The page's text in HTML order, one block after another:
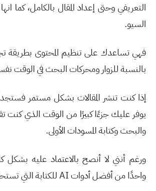
التعريفي وحتى إعداد المقال بالكامل، كما
السيو.
فهي تساعدك على تنظيم المحتوى بطريقة
بالنسبة للزوار ومحركات البحث في الوقت
إذا كنت تنشر المقالات بشكل مستمر
يوفر عليك جزءًا كبيرًا من الوقت الذي كنت
والبحث وكتابة المسودات الأولى.
ورغم أنني لا أنصح بالاعتماد عليه بشكل
واحدًا من أفضل أدواتAIللكتابة التي